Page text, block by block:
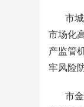
市
市场化
产监管
牢风险
市